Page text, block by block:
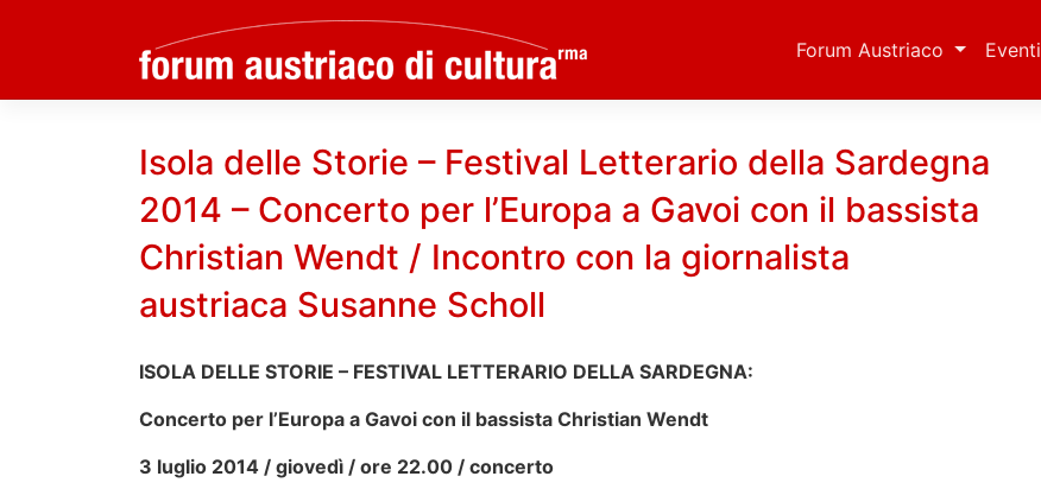
Forum Austriaco Eventi
Isola delle Storie – Festival Letterario della Sardegna
2014 – Concerto per l’Europa a Gavoi con il bassista
Christian Wendt / Incontro con la giornalista
austriaca Susanne Scholl
ISOLA DELLE STORIE – FESTIVAL LETTERARIO DELLA SARDEGNA:
Concerto per l’Europa a Gavoi con il bassista Christian Wendt
3 luglio 2014 / giovedì / ore 22.00 / concerto